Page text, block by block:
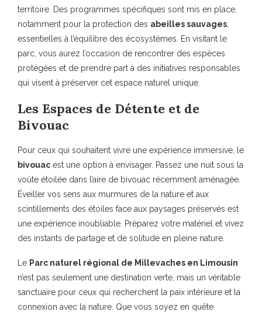
territoire. Des programmes spécifiques sont mis en place,
notamment pour la protection des abeilles sauvages
essentielles à l’équilibre des écosystèmes. En visitant le
parc, vous aurez l’occasion de rencontrer des espèces
protégées et de prendre part à des initiatives responsables
qui visent à préserver cet espace naturel unique.
Les Espaces de Détente et de
Bivouac
Pour ceux qui souhaitent vivre une expérience immersive, le
bivouac est une option à envisager. Passez une nuit sous la
voûte étoilée dans l’aire de bivouac récemment aménagée.
Éveiller vos sens aux murmures de la nature et aux
scintillements des étoiles face aux paysages préservés est
une expérience inoubliable. Préparez votre matériel et vivez
des instants de partage et de solitude en pleine nature.
Le Parc naturel régional de Millevaches en Limousin
n’est pas seulement une destination verte, mais un véritable
sanctuaire pour ceux qui recherchent la paix intérieure et la
connexion avec la nature. Que vous soyez en quête